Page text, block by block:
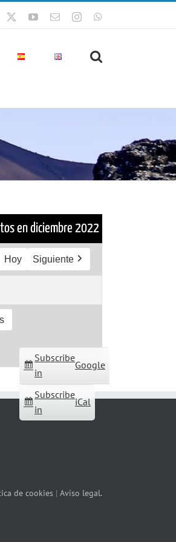
YouTube
CorreoInstagram
en diciembre 2022
Hoy Siguiente
Subscribe
in
Google
Subscribe
in
iCal
de cookies | Aviso legal.